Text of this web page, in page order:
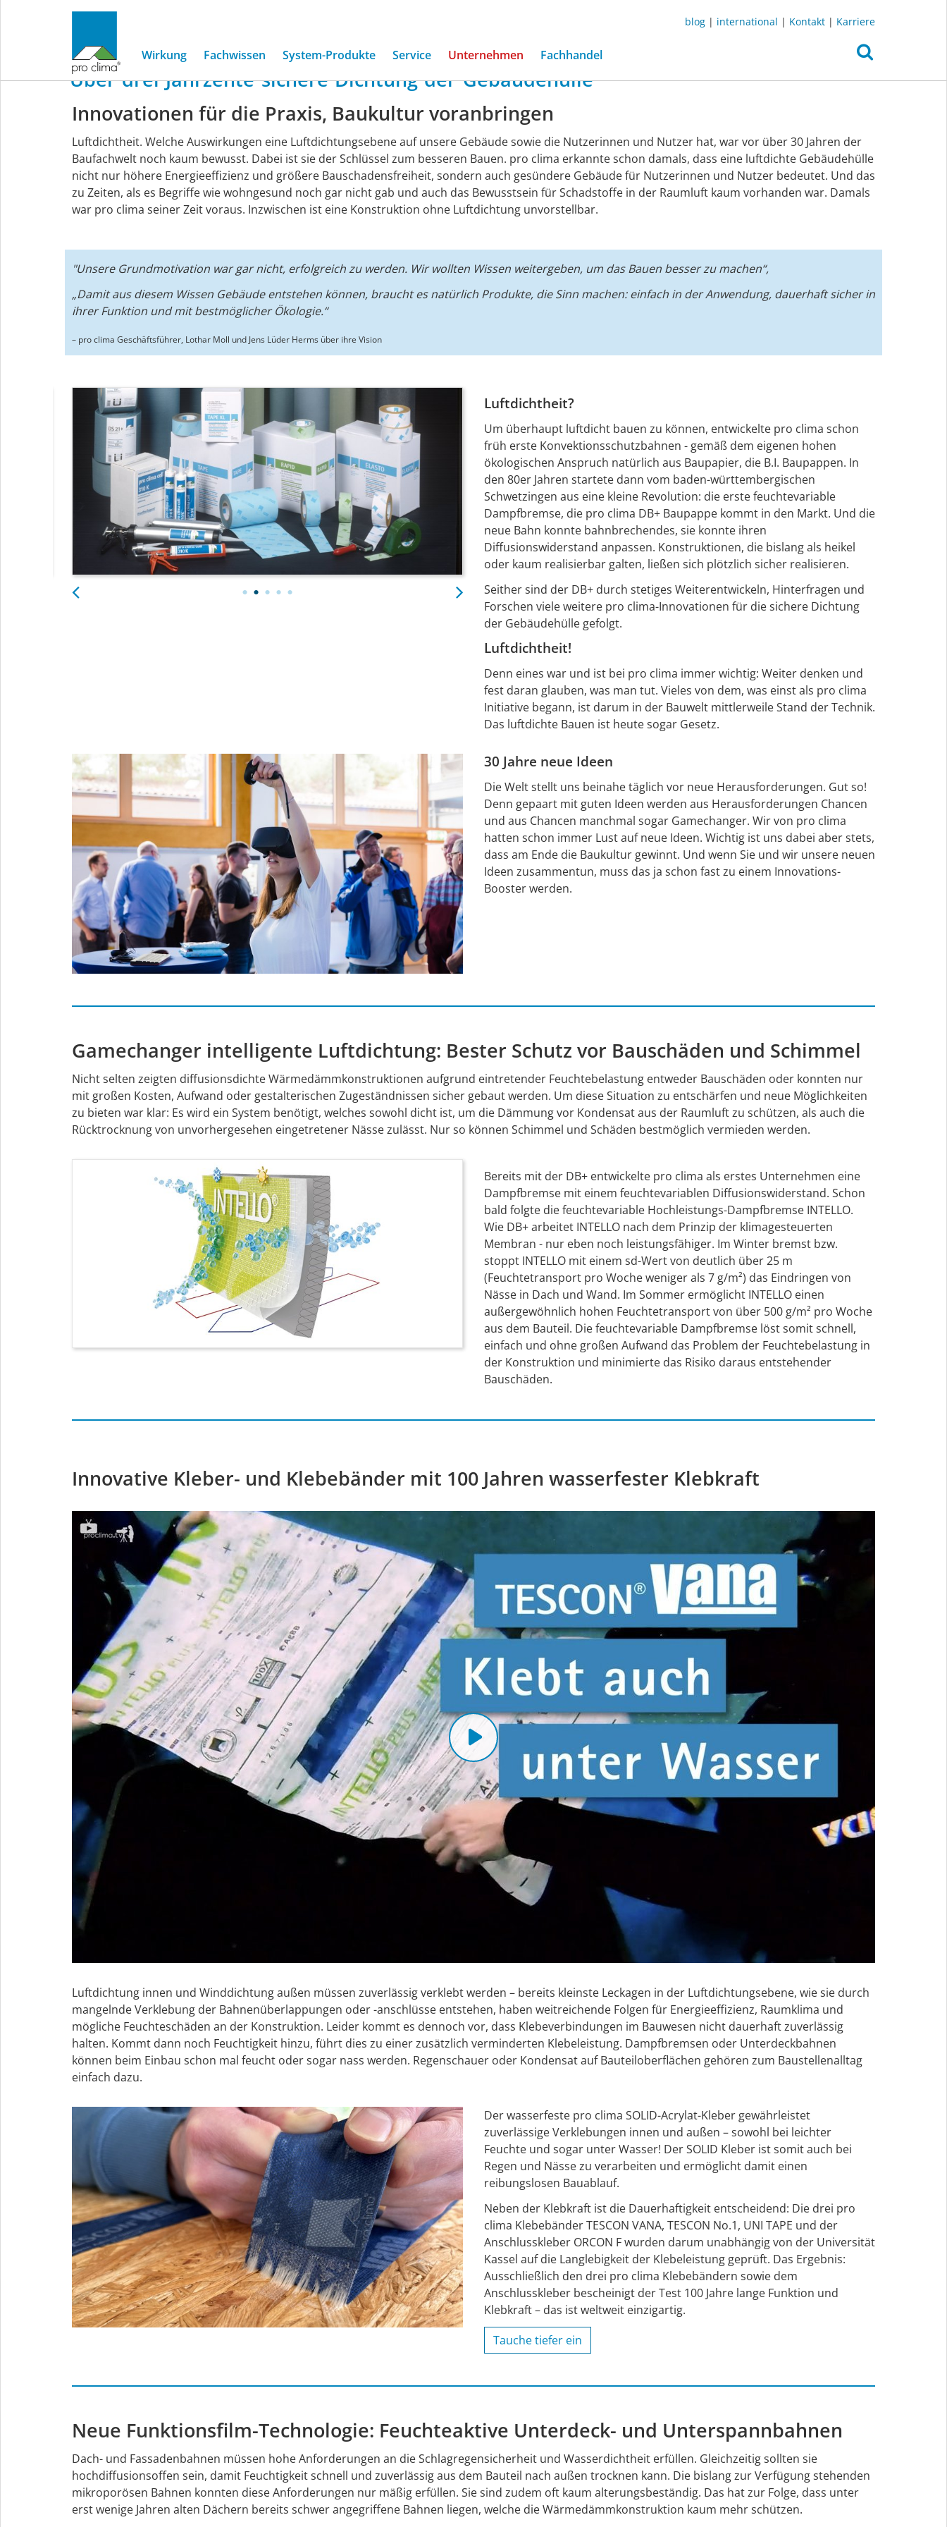
blog | international | Kontakt | Karriere
Wirkung Fachwissen System-Produkte Service Unternehmen Fachhandel
30
Jahre
pro
clima
30 Jahre pro clima
Über drei Jahrzente sichere Dichtung der Gebäudehülle
Innovationen für die Praxis, Baukultur voranbringen
Luftdichtheit. Welche Auswirkungen eine Luftdichtungsebene auf unsere Gebäude sowie die Nutzerinnen und Nutzer hat, war vor über 30 Jahren der
Baufachwelt noch kaum bewusst. Dabei ist sie der Schlüssel zum besseren Bauen. pro clima erkannte schon damals, dass eine luftdichte Gebäudehülle
nicht nur höhere Energieeffizienz und größere Bauschadensfreiheit, sondern auch gesündere Gebäude für Nutzerinnen und Nutzer bedeutet. Und das
zu Zeiten, als es Begriffe wie wohngesund noch gar nicht gab und auch das Bewusstsein für Schadstoffe in der Raumluft kaum vorhanden war. Damals
war pro clima seiner Zeit voraus. Inzwischen ist eine Konstruktion ohne Luftdichtung unvorstellbar.
"Unsere Grundmotivation war gar nicht, erfolgreich zu werden. Wir wollten Wissen weitergeben, um das Bauen besser zu machen“,
„Damit aus diesem Wissen Gebäude entstehen können, braucht es natürlich Produkte, die Sinn machen: einfach in der Anwendung, dauerhaft sicher in
ihrer Funktion und mit bestmöglicher Ökologie.“
– pro clima Geschäftsführer, Lothar Moll und Jens Lüder Herms über ihre Vision
Luftdichtheit?
Um überhaupt luftdicht bauen zu können, entwickelte pro clima schon
früh erste Konvektionsschutzbahnen - gemäß dem eigenen hohen
ökologischen Anspruch natürlich aus Baupapier, die B.I. Baupappen. In
den 80er Jahren startete dann vom baden-württembergischen
Schwetzingen aus eine kleine Revolution: die erste feuchtevariable
Dampfbremse, die pro clima DB+ Baupappe kommt in den Markt. Und die
neue Bahn konnte bahnbrechendes, sie konnte ihren
Diffusionswiderstand anpassen. Konstruktionen, die bislang als heikel
oder kaum realisierbar galten, ließen sich plötzlich sicher realisieren.
Seither sind der DB+ durch stetiges Weiterentwickeln, Hinterfragen und
Forschen viele weitere pro clima-Innovationen für die sichere Dichtung
der Gebäudehülle gefolgt.
Luftdichtheit!
Denn eines war und ist bei pro clima immer wichtig: Weiter denken und
fest daran glauben, was man tut. Vieles von dem, was einst als pro clima
Initiative begann, ist darum in der Bauwelt mittlerweile Stand der Technik.
Das luftdichte Bauen ist heute sogar Gesetz.
30 Jahre neue Ideen
Die Welt stellt uns beinahe täglich vor neue Herausforderungen. Gut so!
Denn gepaart mit guten Ideen werden aus Herausforderungen Chancen
und aus Chancen manchmal sogar Gamechanger. Wir von pro clima
hatten schon immer Lust auf neue Ideen. Wichtig ist uns dabei aber stets,
dass am Ende die Baukultur gewinnt. Und wenn Sie und wir unsere neuen
Ideen zusammentun, muss das ja schon fast zu einem Innovations-
Booster werden.
Gamechanger intelligente Luftdichtung: Bester Schutz vor Bauschäden und Schimmel
Nicht selten zeigten diffusionsdichte Wärmedämmkonstruktionen aufgrund eintretender Feuchtebelastung entweder Bauschäden oder konnten nur
mit großen Kosten, Aufwand oder gestalterischen Zugeständnissen sicher gebaut werden. Um diese Situation zu entschärfen und neue Möglichkeiten
zu bieten war klar: Es wird ein System benötigt, welches sowohl dicht ist, um die Dämmung vor Kondensat aus der Raumluft zu schützen, als auch die
Rücktrocknung von unvorhergesehen eingetretener Nässe zulässt. Nur so können Schimmel und Schäden bestmöglich vermieden werden.
Bereits mit der DB+ entwickelte pro clima als erstes Unternehmen eine
Dampfbremse mit einem feuchtevariablen Diffusionswiderstand. Schon
bald folgte die feuchtevariable Hochleistungs-Dampfbremse INTELLO.
Wie DB+ arbeitet INTELLO nach dem Prinzip der klimagesteuerten
Membran - nur eben noch leistungsfähiger. Im Winter bremst bzw.
stoppt INTELLO mit einem sd-Wert von deutlich über 25 m
(Feuchtetransport pro Woche weniger als 7 g/m²) das Eindringen von
Nässe in Dach und Wand. Im Sommer ermöglicht INTELLO einen
außergewöhnlich hohen Feuchtetransport von über 500 g/m² pro Woche
aus dem Bauteil. Die feuchtevariable Dampfbremse löst somit schnell,
einfach und ohne großen Aufwand das Problem der Feuchtebelastung in
der Konstruktion und minimierte das Risiko daraus entstehender
Bauschäden.
Innovative Kleber- und Klebebänder mit 100 Jahren wasserfester Klebkraft
Luftdichtung innen und Winddichtung außen müssen zuverlässig verklebt werden – bereits kleinste Leckagen in der Luftdichtungsebene, wie sie durch
mangelnde Verklebung der Bahnenüberlappungen oder -anschlüsse entstehen, haben weitreichende Folgen für Energieeffizienz, Raumklima und
mögliche Feuchteschäden an der Konstruktion. Leider kommt es dennoch vor, dass Klebeverbindungen im Bauwesen nicht dauerhaft zuverlässig
halten. Kommt dann noch Feuchtigkeit hinzu, führt dies zu einer zusätzlich verminderten Klebeleistung. Dampfbremsen oder Unterdeckbahnen
können beim Einbau schon mal feucht oder sogar nass werden. Regenschauer oder Kondensat auf Bauteiloberflächen gehören zum Baustellenalltag
einfach dazu.
Der wasserfeste pro clima SOLID-Acrylat-Kleber gewährleistet
zuverlässige Verklebungen innen und außen – sowohl bei leichter
Feuchte und sogar unter Wasser! Der SOLID Kleber ist somit auch bei
Regen und Nässe zu verarbeiten und ermöglicht damit einen
reibungslosen Bauablauf.
Neben der Klebkraft ist die Dauerhaftigkeit entscheidend: Die drei pro
clima Klebebänder TESCON VANA, TESCON No.1, UNI TAPE und der
Anschlusskleber ORCON F wurden darum unabhängig von der Universität
Kassel auf die Langlebigkeit der Klebeleistung geprüft. Das Ergebnis:
Ausschließlich den drei pro clima Klebebändern sowie dem
Anschlusskleber bescheinigt der Test 100 Jahre lange Funktion und
Klebkraft – das ist weltweit einzigartig.
Tauche tiefer ein
Neue Funktionsfilm-Technologie: Feuchteaktive Unterdeck- und Unterspannbahnen
Dach- und Fassadenbahnen müssen hohe Anforderungen an die Schlagregensicherheit und Wasserdichtheit erfüllen. Gleichzeitig sollten sie
hochdiffusionsoffen sein, damit Feuchtigkeit schnell und zuverlässig aus dem Bauteil nach außen trocknen kann. Die bislang zur Verfügung stehenden
mikroporösen Bahnen konnten diese Anforderungen nur mäßig erfüllen. Sie sind zudem oft kaum alterungsbeständig. Das hat zur Folge, dass unter
erst wenige Jahren alten Dächern bereits schwer angegriffene Bahnen liegen, welche die Wärmedämmkonstruktion kaum mehr schützen.